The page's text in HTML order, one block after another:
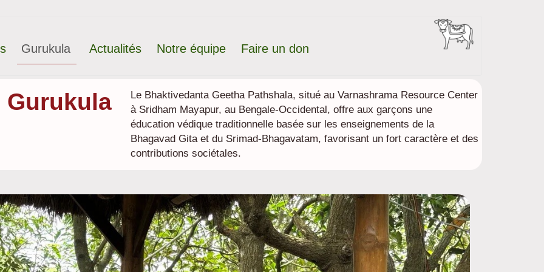
Gurukula Actualités Notre équipe Faire un don
Gurukula
Le Bhaktivedanta Geetha Pathshala, situé au Varnashrama Resource Center
à Sridham Mayapur, au Bengale-Occidental, offre aux garçons une
éducation védique traditionnelle basée sur les enseignements de la
Bhagavad Gita et du Srimad-Bhagavatam, favorisant un fort caractère et des
contributions sociétales.